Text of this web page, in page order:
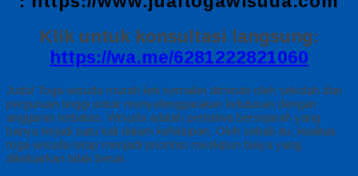
Klik untuk konsultasi langsung:
https://wa.me/6281222821060
Judul Toga wisuda murah kini semakin diminati oleh sekolah dan
perguruan tinggi untuk menyelenggarakan kelulusan dengan
anggaran terbatas. Wisuda adalah peristiwa bersejarah yang
hanya terjadi satu kali dalam kehidupan. Oleh sebab itu, kualitas
toga wisuda tetap menjadi prioritas meskipun biaya yang
dikeluarkan tidak besar.